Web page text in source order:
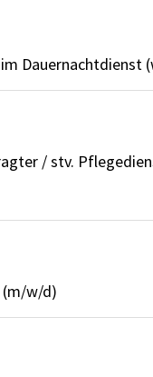
Dauernachtdienst
/ stv.
(m/w/d)